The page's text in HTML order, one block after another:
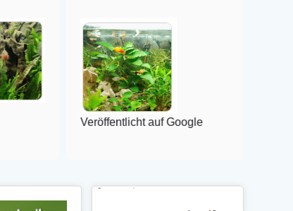
Veröffentlicht auf Google